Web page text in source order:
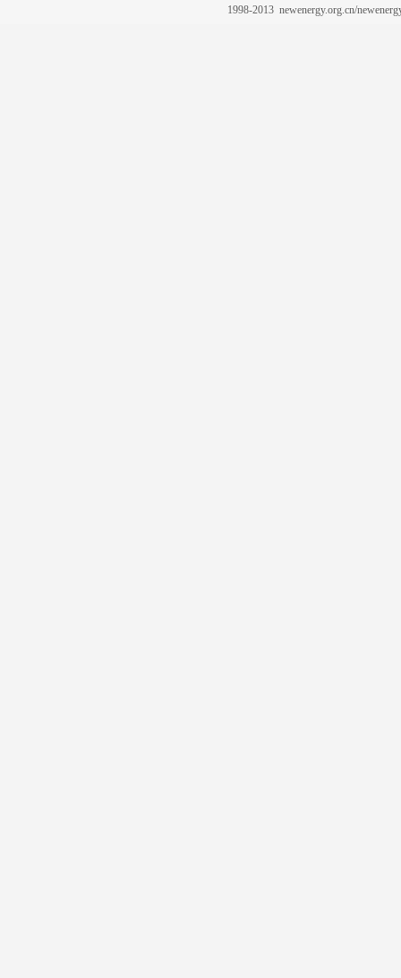
1998-2013 newenergy.org.cn/